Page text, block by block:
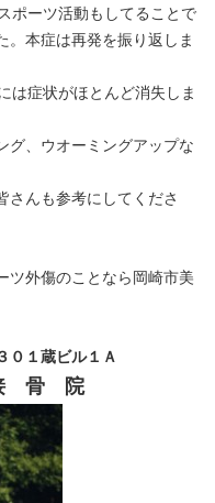
ポーツ活動もしてることで
。本症は再発を振り返しま
は症状がほとんど消失しま
グ、ウオーミングアップな
さんも参考にしてくださ
ツ外傷のことなら岡崎市美
蔵ビル１Ａ
骨 院